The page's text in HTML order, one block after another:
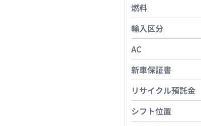
燃料
輸入区分
AC
新車保証書
リサイクル預託金
シフト位置